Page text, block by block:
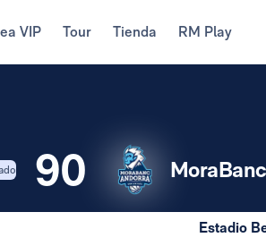
VIP Tour Tienda RM Play
90
Estadio